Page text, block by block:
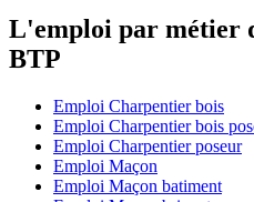
L'emploi par métier
BTP
Emploi Charpentier bois
Emploi Charpentier bois
Emploi Charpentier poseur
Emploi Maçon
Emploi Maçon batiment